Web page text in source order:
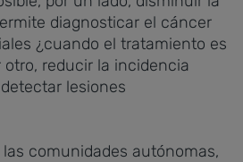
diagnosticar el cáncer
¿cuando el tratamiento es
reducir la incidencia
lesiones
comunidades autónomas,